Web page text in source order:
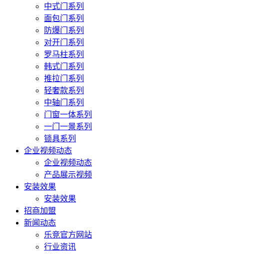
中式门系列
面包门系列
防爆门系列
对开门系列
罗马柱系列
韩式门系列
推拉门系列
轻奢款系列
中轴门系列
门窗一体系列
一门一景系列
锁具系列
企业视频动态
企业视频动态
产品展示视频
安装效果
安装效果
招商加盟
新闻动态
乐竞官方网站
行业资讯